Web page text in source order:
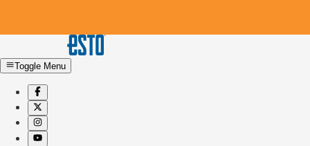
Toggle Menu